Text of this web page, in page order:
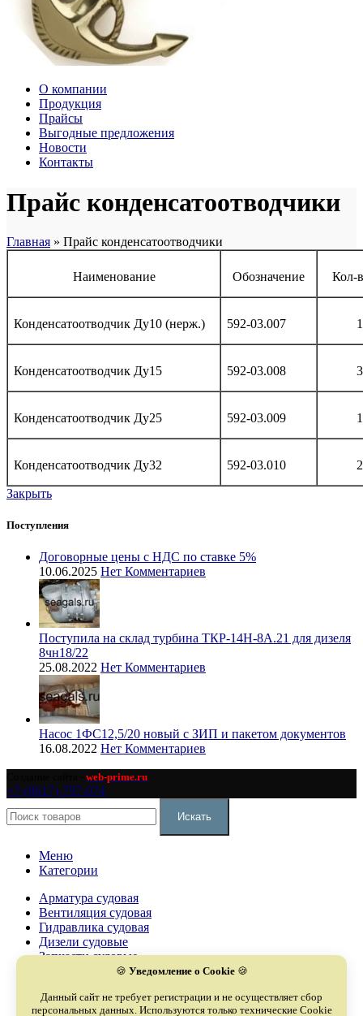
О компании
Продукция
Прайсы
Выгодные предложения
Новости
Контакты
Прайс конденсатоотводчики
Главная » Прайс конденсатоотводчики
Наименование Обозначение Кол-
Конденсатоотводчик Ду10 (нерж.) 592-03.007
Конденсатоотводчик Ду15 592-03.008
Конденсатоотводчик Ду25 592-03.009
Конденсатоотводчик Ду32 592-03.010
Закрыть
Поступления
Договорные цены с НДС по ставке 5%
10.06.2025 Нет Комментариев
Поступила на склад турбина ТКР-14Н-8А.21 для дизеля
8чн18/22
25.08.2022 Нет Комментариев
Насос 1ФС12,5/20 новый с ЗИП и пакетом документов
16.08.2022 Нет Комментариев
web-prime.ru
+7-(8617)-797-074
Искать
Меню
Категории
Арматура судовая
Вентиляция судовая
Гидравлика судовая
Дизели судовые
Запчасти судовые
Компрессоры судовые
Оборудование судовое
🍪 Уведомление о Cookie🍪
Данный сайт не требует регистрации и не осуществляет сбор
персональных данных. Используются только технические Cookie